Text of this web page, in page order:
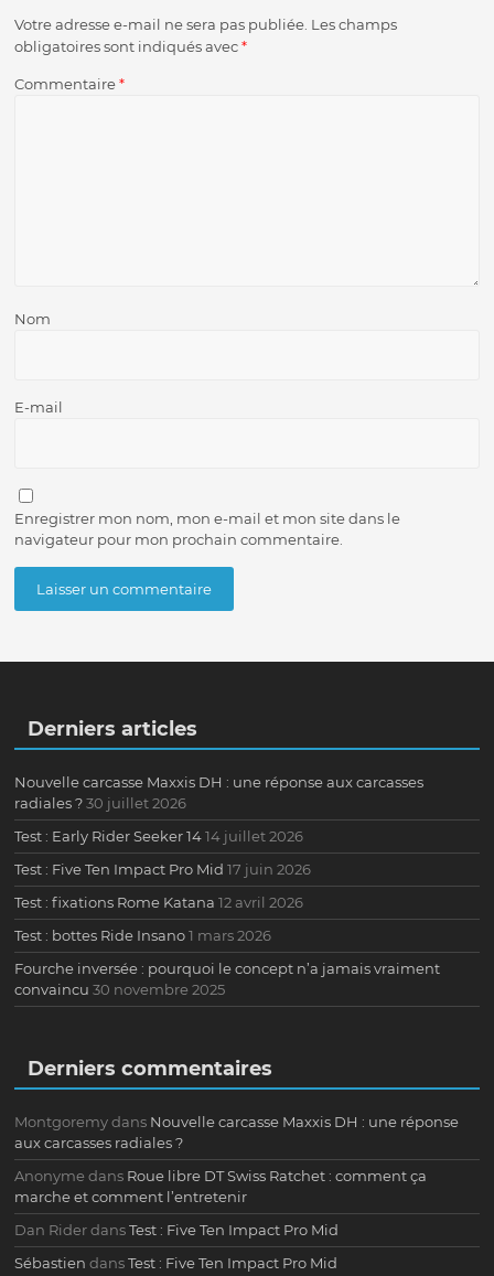
Votre adresse e-mail ne sera pas publiée. Les champs
obligatoires sont indiqués avec*
Commentaire*
Nom
E-mail
Enregistrer mon nom, mon e-mail et mon site dans le
navigateur pour mon prochain commentaire.
Derniers articles
Nouvelle carcasse Maxxis DH : une réponse aux carcasses
radiales ? 30 juillet 2026
Test : Early Rider Seeker 14 14 juillet 2026
Test : Five Ten Impact Pro Mid 17 juin 2026
Test : fixations Rome Katana 12 avril 2026
Test : bottes Ride Insano 1 mars 2026
Fourche inversée : pourquoi le concept n’a jamais vraiment
convaincu 30 novembre 2025
Derniers commentaires
Montgoremydans Nouvelle carcasse Maxxis DH : une réponse
aux carcasses radiales ?
Anonyme dans Roue libre DT Swiss Ratchet : comment ça
marche et comment l’entretenir
Dan RiderdansTest : Five Ten Impact Pro Mid
Sébastien dansTest : Five Ten Impact Pro Mid